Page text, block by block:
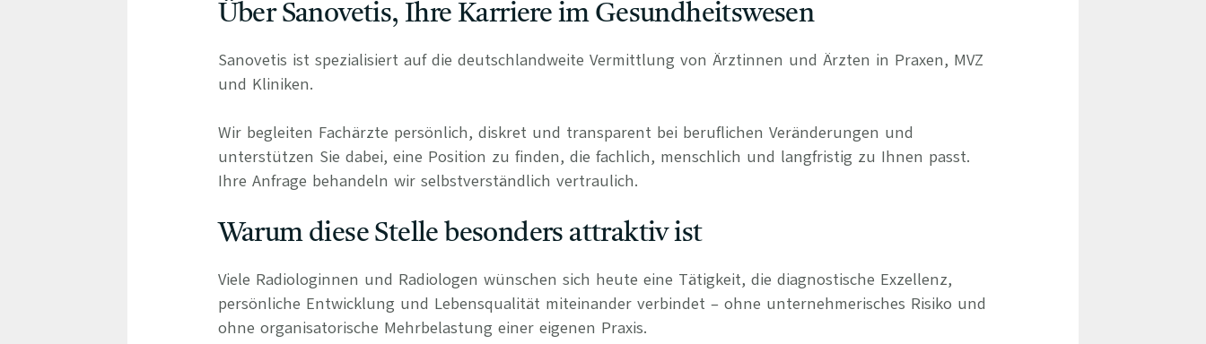
Über Sanovetis, Ihre Karriere im Gesundheitswesen
Sanovetis ist spezialisiert auf die deutschlandweite Vermittlung von Ärztinnen und Ärzten in Praxen, MVZ
und Kliniken.
Wir begleiten Fachärzte persönlich, diskret und transparent bei beruflichen Veränderungen und
unterstützen Sie dabei, eine Position zu finden, die fachlich, menschlich und langfristig zu Ihnen passt.
Ihre Anfrage behandeln wir selbstverständlich vertraulich.
Warum diese Stelle besonders attraktiv ist
Viele Radiologinnen und Radiologen wünschen sich heute eine Tätigkeit, die diagnostische Exzellenz,
persönliche Entwicklung und Lebensqualität miteinander verbindet – ohne unternehmerisches Risiko und
ohne organisatorische Mehrbelastung einer eigenen Praxis.